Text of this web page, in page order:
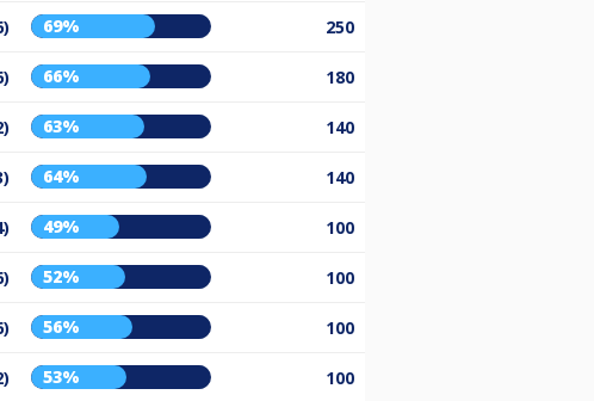
69% 250
66% 180
63% 140
64% 140
49% 100
52% 100
56% 100
53% 100